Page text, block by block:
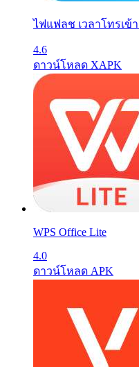
ไฟแฟลช เวลาโทรเข้
4.6
ดาวน์โหลด XAPK
WPS Office Lite
4.0
ดาวน์โหลด APK